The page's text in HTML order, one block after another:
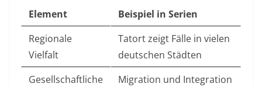
Element
Beispiel in Serien
Regionale
Vielfalt
Tatort zeigt Fälle in vielen
deutschen Städten
Gesellschaftliche
Migration und Integration